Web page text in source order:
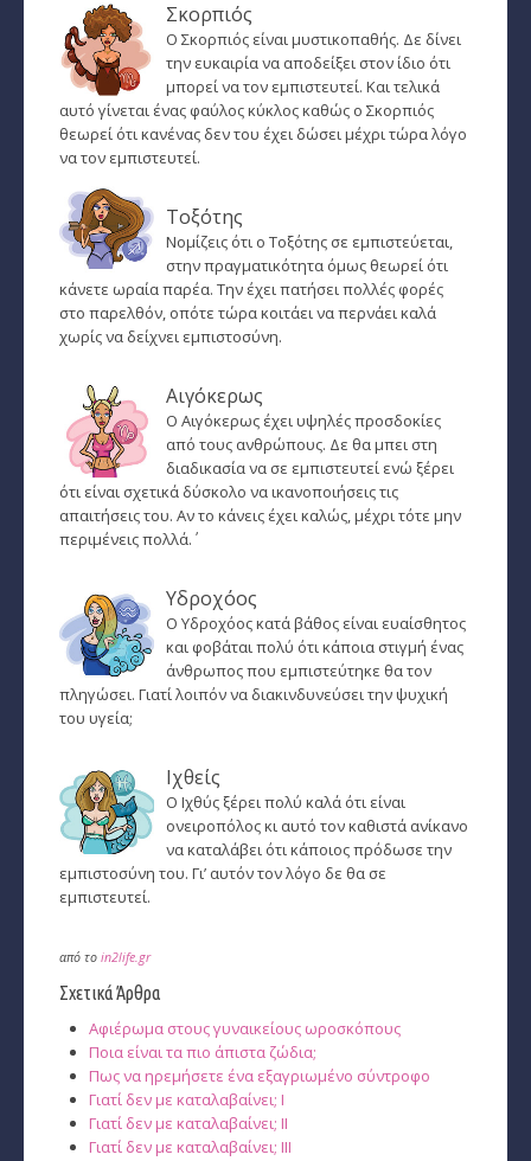
Σκορπιός
Ο Σκορπιός είναι μυστικοπαθής. Δε δίνει
την ευκαιρία να αποδείξει στον ίδιο ότι
μπορεί να τον εμπιστευτεί. Και τελικά
αυτό γίνεται ένας φαύλος κύκλος καθώς ο Σκορπιός
θεωρεί ότι κανένας δεν του έχει δώσει μέχρι τώρα λόγο
να τον εμπιστευτεί.
Τοξότης
Νομίζεις ότι ο Τοξότης σε εμπιστεύεται,
στην πραγματικότητα όμως θεωρεί ότι
κάνετε ωραία παρέα. Την έχει πατήσει πολλές φορές
στο παρελθόν, οπότε τώρα κοιτάει να περνάει καλά
χωρίς να δείχνει εμπιστοσύνη.
Αιγόκερως
Ο Αιγόκερως έχει υψηλές προσδοκίες
από τους ανθρώπους. Δε θα μπει στη
διαδικασία να σε εμπιστευτεί ενώ ξέρει
ότι είναι σχετικά δύσκολο να ικανοποιήσεις τις
απαιτήσεις του. Αν το κάνεις έχει καλώς, μέχρι τότε μην
περιμένεις πολλά.΄
Υδροχόος
Ο Υδροχόος κατά βάθος είναι ευαίσθητος
και φοβάται πολύ ότι κάποια στιγμή ένας
άνθρωπος που εμπιστεύτηκε θα τον
πληγώσει. Γιατί λοιπόν να διακινδυνεύσει την ψυχική
του υγεία;
Ιχθείς
Ο Ιχθύς ξέρει πολύ καλά ότι είναι
ονειροπόλος κι αυτό τον καθιστά ανίκανο
να καταλάβει ότι κάποιος πρόδωσε την
εμπιστοσύνη του. Γι’ αυτόν τον λόγο δε θα σε
εμπιστευτεί.
από το in2life.gr
Σχετικά Άρθρα
Αφιέρωμα στους γυναικείους ωροσκόπους
Ποια είναι τα πιο άπιστα ζώδια;
Πως να ηρεμήσετε ένα εξαγριωμένο σύντροφο
Γιατί δεν με καταλαβαίνει; I
Γιατί δεν με καταλαβαίνει; II
Γιατί δεν με καταλαβαίνει; III